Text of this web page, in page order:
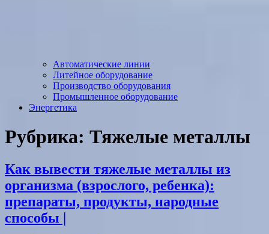
Автоматические линии
Литейное оборудование
Производство оборудования
Промышленное оборудование
Энергетика
Рубрика: Тяжелые металлы
Как вывести тяжелые металлы из
организма (взрослого, ребенка):
препараты, продукты, народные
способы |